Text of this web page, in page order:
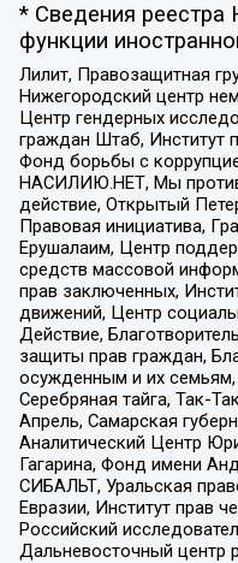
* Сведения
функции
Лилит, Правозащитная
Нижегородский центр
Центр гендерных
граждан Штаб, Институт
Фонд борьбы с
НАСИЛИЮ.НЕТ, Мы
действие, Открытый
Правовая инициатива,
Ерушалаим, Центр
средств массовой
прав заключенных,
движений, Центр
Действие,
защиты прав граждан,
осужденным и их
Серебряная тайга, Так-
Апрель, Самарская
Аналитический Центр
Гагарина, Фонд имени
СИБАЛЬТ, Уральская
Евразии, Институт прав
Российский
Дальневосточный центр